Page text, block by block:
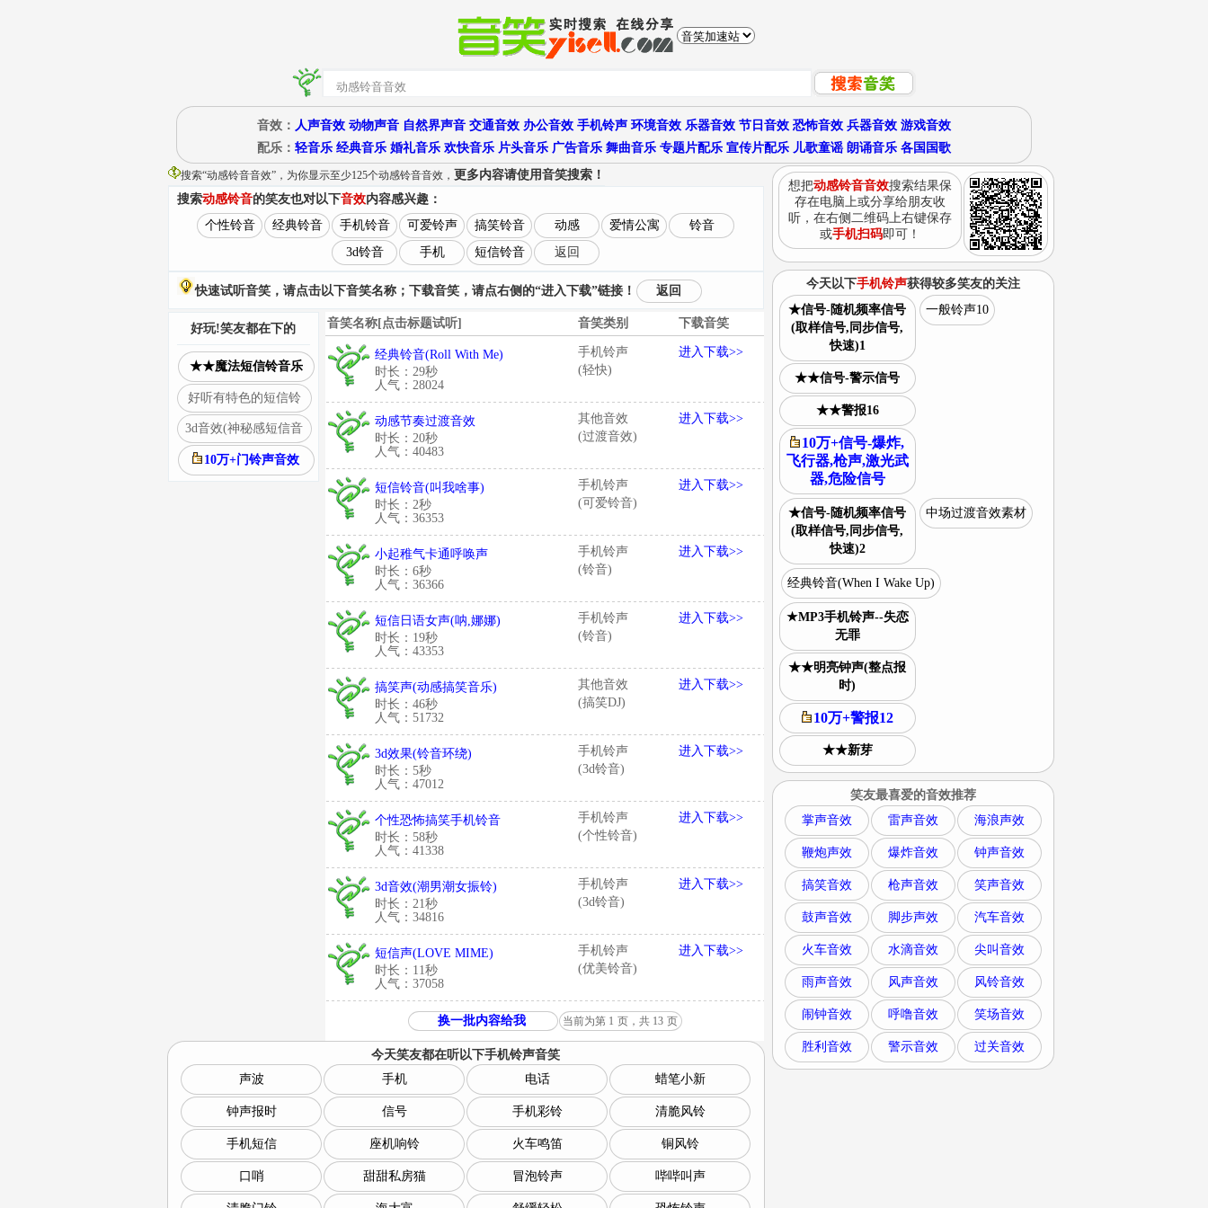
音效： 人声音效 动物声音 自然界声音 交通音效 办公音效 手机铃声 环境音效 乐器音效 节日音效 恐怖音效 兵器音效 游戏音效
配乐： 轻音乐 经典音乐 婚礼音乐 欢快音乐 片头音乐 广告音乐 舞曲音乐 专题片配乐 宣传片配乐 儿歌童谣 朗诵音乐 各国国歌
搜索“动感铃音音效”，为你显示至少125个动感铃音音效， 更多内容请使用音笑搜索！
搜索动感铃音的笑友也对以下音效内容感兴趣：
个性铃音
经典铃音 手机铃音 可爱铃声 搞笑铃音 动感 爱情公寓
铃音
3d铃音
手机 短信铃音 返回
快速试听音笑，请点击以下音笑名称；下载音笑，请点右侧的“进入下载”链接！ 返回
音笑名称[点击标题试听] 音笑类别 下载音笑
经典铃音(Roll With Me)
时长：29秒
人气：28024
手机铃声
(轻快)
进入下载>>
动感节奏过渡音效
时长：20秒
人气：40483
其他音效
(过渡音效)
进入下载>>
短信铃音(叫我啥事)
时长：2秒
人气：36353
手机铃声
(可爱铃音)
进入下载>>
小起稚气卡通呼唤声
时长：6秒
人气：36366
手机铃声
(铃音)
进入下载>>
短信日语女声(呐,娜娜)
时长：19秒
人气：43353
手机铃声
(铃音)
进入下载>>
搞笑声(动感搞笑音乐)
时长：46秒
人气：51732
其他音效
(搞笑DJ)
进入下载>>
3d效果(铃音环绕)
时长：5秒
人气：47012
手机铃声
(3d铃音)
进入下载>>
个性恐怖搞笑手机铃音
时长：58秒
人气：41338
手机铃声
(个性铃音)
进入下载>>
3d音效(潮男潮女振铃)
时长：21秒
人气：34816
手机铃声
(3d铃音)
进入下载>>
短信声(LOVE MIME)
时长：11秒
人气：37058
手机铃声
(优美铃音)
进入下载>>
换一批内容给我 当前为第 1 页，共 13 页
好玩!笑友都在下的
★★魔法短信铃音乐
好听有特色的短信铃
3d音效(神秘感短信音
10万+门铃声音效
今天笑友都在听以下手机铃声音笑
声波
手机 电话 蜡笔小新
钟声报时 信号 手机彩铃 清脆风铃
手机短信 座机响铃 火车鸣笛 铜风铃
口哨 甜甜私房猫 冒泡铃声 哔哔叫声
想把动感铃音音效搜索结果保
存在电脑上或分享给朋友收
听，在右侧二维码上右键保存
或手机扫码即可！
今天以下手机铃声获得较多笑友的关注
★信号-随机频率信号
(取样信号,同步信号,
快速)1
一般铃声10
★★信号-警示信号
★★警报16
10万+信号-爆炸,
飞行器,枪声,激光武
器,危险信号
★信号-随机频率信号
(取样信号,同步信号,
快速)2
中场过渡音效素材
经典铃音(When I Wake Up)
★MP3手机铃声--失恋
无罪
★★明亮钟声(整点报
时)
10万+警报12
★★新芽
笑友最喜爱的音效推荐
掌声音效
雷声音效 海浪声效
鞭炮声效 爆炸音效 钟声音效
搞笑音效 枪声音效 笑声音效
鼓声音效 脚步声效 汽车音效
火车音效 水滴音效 尖叫音效
雨声音效 风声音效 风铃音效
闹钟音效 呼噜音效 笑场音效
胜利音效 警示音效 过关音效